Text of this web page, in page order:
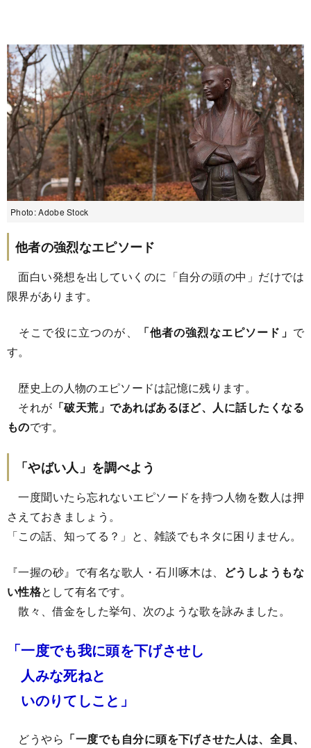
Photo: Adobe Stock
他者の強烈なエピソード
面白い発想を出していくのに「自分の頭の中」だけでは
限界があります。
そこで役に立つのが、 「他者の強烈なエピソード」 で
す。
歴史上の人物のエピソードは記憶に残ります。
それが 「破天荒」であればあるほど、人に話したくなる
ものです。
「やばい人」を調べよう
一度聞いたら忘れないエピソードを持つ人物を数人は押
さえておきましょう。
「この話、知ってる？」と、雑談でもネタに困りません。
『一握の砂』で有名な歌人・石川啄木は、 どうしようもな
い性格として有名です。
散々、借金をした挙句、次のような歌を詠みました。
「一度でも我に頭を下げさせし
人みな死ねと
いのりてしこと」
どうやら 「一度でも自分に頭を下げさせた人は、全員、